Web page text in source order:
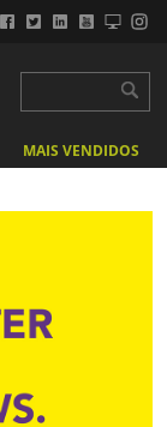
MAIS VENDIDOS